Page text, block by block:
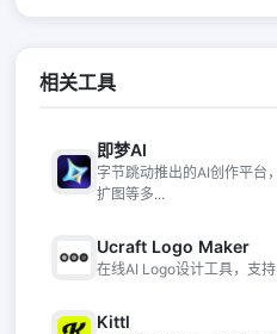
相关工具
即梦AI
字节跳动推出的AI创作平台
扩图等多...
Ucraft Logo Maker
在线AI Logo设计工具，支
Kittl